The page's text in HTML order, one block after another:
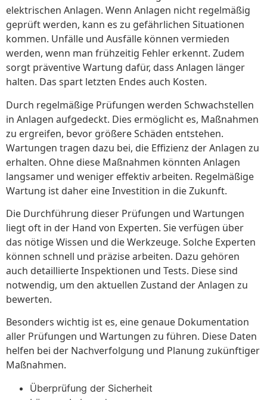
elektrischen Anlagen. Wenn Anlagen nicht regelmäßig
geprüft werden, kann es zu gefährlichen Situationen
kommen. Unfälle und Ausfälle können vermieden
werden, wenn man frühzeitig Fehler erkennt. Zudem
sorgt präventive Wartung dafür, dass Anlagen länger
halten. Das spart letzten Endes auch Kosten.
Durch regelmäßige Prüfungen werden Schwachstellen
in Anlagen aufgedeckt. Dies ermöglicht es, Maßnahmen
zu ergreifen, bevor größere Schäden entstehen.
Wartungen tragen dazu bei, die Effizienz der Anlagen zu
erhalten. Ohne diese Maßnahmen könnten Anlagen
langsamer und weniger effektiv arbeiten. Regelmäßige
Wartung ist daher eine Investition in die Zukunft.
Die Durchführung dieser Prüfungen und Wartungen
liegt oft in der Hand von Experten. Sie verfügen über
das nötige Wissen und die Werkzeuge. Solche Experten
können schnell und präzise arbeiten. Dazu gehören
auch detaillierte Inspektionen und Tests. Diese sind
notwendig, um den aktuellen Zustand der Anlagen zu
bewerten.
Besonders wichtig ist es, eine genaue Dokumentation
aller Prüfungen und Wartungen zu führen. Diese Daten
helfen bei der Nachverfolgung und Planung zukünftiger
Maßnahmen.
Überprüfung der Sicherheit